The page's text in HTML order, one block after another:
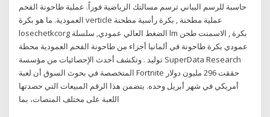
حاسبة للرسم البياني ترسم مسالتك الرياضية فوراً. عملية طاحونة الفحم
العمودية. ما هو بكرة verticle عملية مطحنة , بكرة رأسية مطحنة
losechetkcorg الضغط العالي عمودي, سلسلة lm بكرة , الاسمنت طحن
عمودي بكرة طاحونة في ألمانيا أجزاء من طاحونة الفحم العمودية محطة
توليد . وتكشف أحدث الإحصائيات من مؤسسة SuperData Research
المتخصصة في بحوث السوق أن لعبة Fortnite حققت 296 مليون دولار
أمريكي في شهر أبريل وحده. يتضمن هذا الرقم المبيعات التي حصدتها
اللعبة على مختلف المنصات، بما